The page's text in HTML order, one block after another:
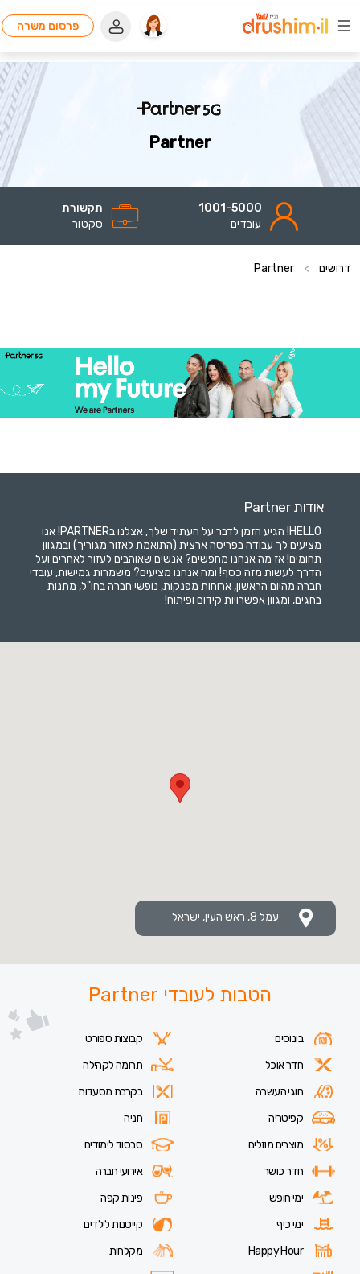
פרסום משרה
Partner
1001-5000
עובדים
תקשורת
סקטור
דרושים >
Partner
אודות Partner
HELLO! הגיע הזמן לדבר על העתיד שלך, אצלנו בPARTNER! אנו
מציעים לך עבודה בפריסה ארצית (התואמת לאזור מגוריך) ובמגוון
תחומים! אז מה אנחנו מחפשים? אנשים שאוהבים לעזור לאחרים ועל
הדרך לעשות מזה כסף! ומה אנחנו מציעים? משמרות גמישות, עובדי
חברה מהיום הראשון, ארוחות מפנקות, נופשי חברה בחו"ל, מתנות
בחגים, ומגוון אפשרויות קידום ופיתוח!
עמל 8, ראש העין, ישראל
הטבות לעובדי Partner
בונוסים
קבוצות ספורט
חדר אוכל
תרומה לקהילה
חוגי העשרה
בקרבת מסעדות
קפיטריה
חניה
מוצרים מוזלים
סבסוד לימודים
חדר כושר
אירועי חברה
ימי חופש
פינות קפה
ימי כיף
קייטנות לילדים
Happy Hour
מקלחות